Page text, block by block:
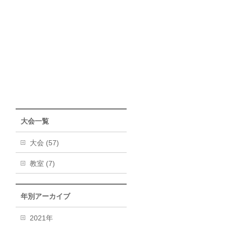
大会一覧
大会 (57)
教室 (7)
年別アーカイブ
2021年